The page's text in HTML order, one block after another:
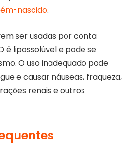
nascido.
ser usadas por conta
é lipossolúvel e pode se
O uso inadequado pode
e causar náuseas, fraqueza,
renais e outros